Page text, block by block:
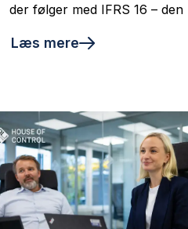
der følger med IFRS 16 – den
Læs mere